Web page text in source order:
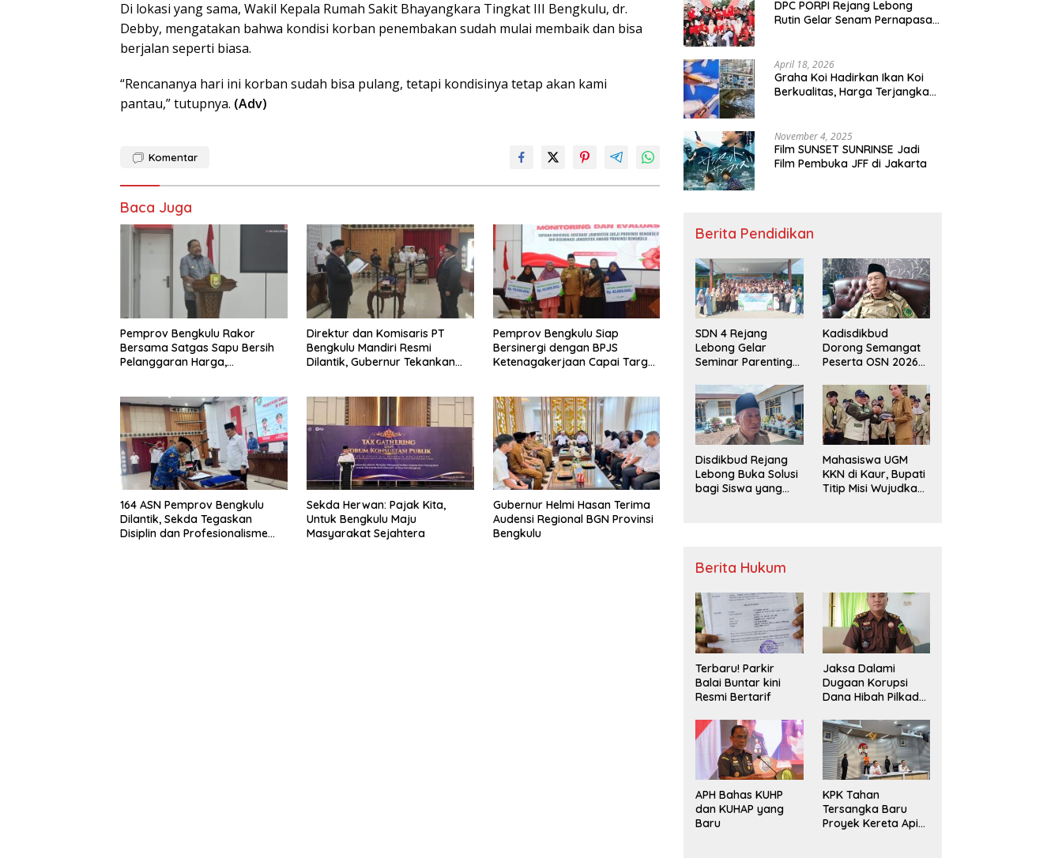
Di lokasi yang sama, Wakil Kepala Rumah Sakit Bhayangkara Tingkat III Bengkulu, dr.
Debby, mengatakan bahwa kondisi korban penembakan sudah mulai membaik dan bisa
berjalan seperti biasa.
“Rencananya hari ini korban sudah bisa pulang, tetapi kondisinya tetap akan kami
pantau,” tutupnya. (Adv)
Komentar
Baca Juga
Pemprov Bengkulu Rakor
Bersama Satgas Sapu Bersih
Pelanggaran Harga,
Sorotan
Direktur dan Komisaris PT
Bengkulu Mandiri Resmi
Dilantik, Gubernur Tekankan
Pemprov Bengkulu Siap
Bersinergi dengan BPJS
Ketenagakerjaan Capai Target
164 ASN Pemprov Bengkulu
Dilantik, Sekda Tegaskan
Disiplin dan Profesionalisme
Sekda Herwan: Pajak Kita,
Untuk Bengkulu Maju
Masyarakat Sejahtera
Gubernur Helmi Hasan Terima
Audensi Regional BGN Provinsi
Bengkulu
DPC PORPI Rejang Lebong
Rutin Gelar Senam Pernapasan
April 18, 2026
Graha Koi Hadirkan Ikan Koi
Berkualitas, Harga Terjangkau
November 4, 2025
Film SUNSET SUNRINSE Jadi
Film Pembuka JFF di Jakarta
Berita Pendidikan
SDN 4 Rejang
Lebong Gelar
Seminar Parenting
Bullying,
Kadisdikbud: Patut
Jadi Contoh
Kadisdikbud
Dorong Semangat
Peserta OSN 2026
Disdikbud Rejang
Lebong Buka Solusi
bagi Siswa yang
Mahasiswa UGM
KKN di Kaur, Bupati
Titip Misi Wujudkan
Berita Hukum
Terbaru! Parkir
Balai Buntar kini
Resmi Bertarif
Jaksa Dalami
Dugaan Korupsi
Dana Hibah Pilkada
Kaur
APH Bahas KUHP
dan KUHAP yang
Baru
KPK Tahan
Tersangka Baru
Proyek Kereta Api